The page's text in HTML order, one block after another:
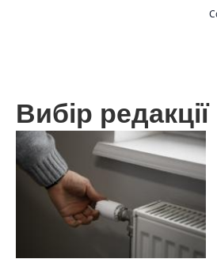
Вибір редакції